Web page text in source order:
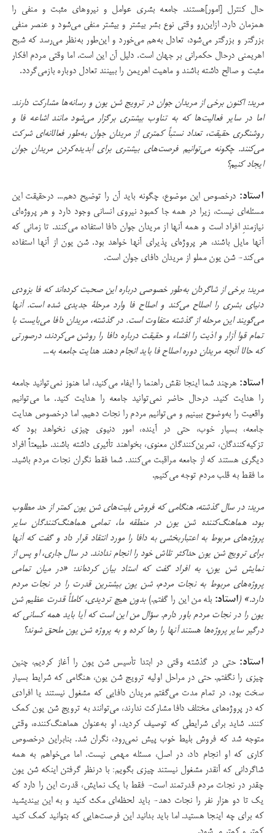
حال کنترل [امور]هستند. جامعه بشری عوامل و نیروهای مثبت و منفی را
همزمان دارد. ازاین‌رو وقتی نوع بشر بیشتر و بیشتر منفی می‌شود و عنصر منفی
بزرگتر و بزرگتر می‌شود، تعادل به‌هم می‌خورد و این‌طور به‌نظر می‌رسد که شبح
اهریمنی درحال حکمرانی بر جهان است. دلیل آن این است. اما وقتی مردم افکار
مثبت و صالح داشته باشند و ماهیت اهریمن را ببینند تعادل دوباره بازمی‌گردد.
مرید: اکنون برخی از مریدان جوان در ترویج شن یون و رسانه‌ها مشارکت دارند.
اما در سایر فعالیت‌ها که به تناوب بیشتری برگزار می‌شود مانند اشاعه فا و
روشنگری حقیقت، تعداد نستباً کمتری از مریدان جوان به‌طور فعالانه‌ای شرکت
می‌کنند. چگونه می‌توانیم فرصت‌های بیشتری برای آبدیده‌کردن مریدان جوان
ایجاد کنیم؟
استاد: درخصوص این موضوع، چگونه باید آن را توضیح دهم... درحقیقت این
مسئله‌ای نیست، زیرا در همه جا کمبود نیروی انسانی وجود دارد و هر پروژه‌ای
نیازمندِ افراد است و همه آنها از مریدان جوان دافا استفاده می‌کنند. تا زمانی که
آنها مایل باشند، هر پروژه‌ای پذیرای آنها خواهد بود. شن یون از آنها استفاده
می‌کند- شن یون مملو از مریدان دافای جوان است.
مرید: برخی از شاگردان به‌طور خصوصی درباره این صحبت کرده‌اند که فا بزودی
دنیای بشری را اصلاح می‌کند و اصلاح فا وارد مرحلۀ جدیدی شده است. آنها
می‌گوینداین مرحله از گذشته متفاوت است. در گذشته، مریدان دافا می‌بایست با
تمام قوا آزار و اذیت را افشاء و حقیقت درباره دافا را روشن می‌کردند، درصورتی
که حالا آنچه مریدان دوره اصلاح فا باید انجام دهند هدایت جامعهبه...
استاد: هرچند شما اینجا نقش راهنما را ایفاء می‌کنید، اما هنوز نمی‌توانید جامعه
را هدایت کنید. در‌حال حاضر نمی‌توانید جامعه را هدایت کنید. ما می‌توانیم
واقعیت را به‌وضوح ببینیم و می‌توانیم مردم را نجات دهیم. اما درخصوص هدایت
جامعه، بسیار خوب، حتی در آینده، امور دنیوی چیزی نخواهد بود که
تزکیه‌کنندگان، تمرین‌کنندگان معنوی، بخواهند تأثیری داشته باشند. طبیعتاً افراد
دیگری هستند که از جامعه مراقبت می‌کنند. شما فقط نگران نجات مردم باشید.
ما فقط به قلب‌ مردم توجه می‌کنیم.
مرید: در سال گذشته، هنگامی که فروش بلیت‌های شن یون کمتر از حد مطلوب
بود، هماهنگ‌کننده شن یون در منطقه ما، تمامی هماهنگ‌کنندگان سایر
پروژه‌های مربوط به اعتباربخشی به دافا را مورد انتقاد قرار داد و گفت که آنها
برای ترویج شن یون حداکثر تلاش خود را انجام ندادند. در سال جاری، او پس از
نمایش شن یون، به افراد گفت که استاد بیان کرده‌اند: «در میان تمامی
پروژه‌های مربوط به نجات مردم، شن یون بیشترین قدرت را در نجات مردم
دارد.» (استاد: بله من این را گفتم.)بدون هیچ تردیدی، کاملاً قدرت عظیم شن
یون را در نجات مردم باور دارم. سؤال من این است که آیا باید همه کسانی که
درگیر سایر پروژه‌ها هستند آنها را رها کرده و به پروژه شن یون ملحق شوند؟
استاد:حتی در گذشته وقتی در ابتدا تأسیس شن یون را آغاز کردیم، چنین
چیزی را نگفتم. حتی در مراحل اولیه ترویج شن یون، هنگامی که شرایط بسیار
سخت بود، در تمام مدت می‌گفتم مریدان دافایی که مشغول نیستند یا افرادی
که در پروژه‌های مختلف دافا مشارکت ندارند، می‌توانند به ترویج شن یون کمک
کنند. شاید برای شرایطی که توصیف کردید، او به‌عنوان هماهنگ‌کننده، وقتی
متوجه شد که فروش بلیط خوب پیش نمی‌رود، نگران شد. بنابراین درخصوص
کاری که او انجام داد، در اصل، مسئله مهمی نیست. اما می‌خواهم به همه
شاگردانی که آنقدر مشغول نیستند چیزی بگویم: با درنظر گرفتن اینکه شن یون
چقدر در نجات مردم قدرتمند است- فقط با یک نمایش، قدرت این را دارد که
یک تا دو هزار نفر را نجات دهد- باید لحظه‌ای مکث کنید و به این بیندیشید
که برای چه اینجا هستید. اما باید بدانید این فرصت‌هایی که بتوانید کمک کنید